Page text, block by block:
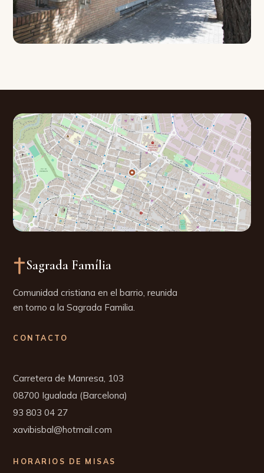
Sagrada Família
Comunidad cristiana en el barrio, reunida
en torno a la Sagrada Familia.
CONTACTO
Carretera de Manresa, 103
93 803 04 27
xavibisbal@hotmail.com
HORARIOS DE MISAS